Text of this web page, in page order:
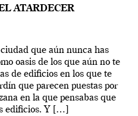
ATARDECER
que aún nunca has
oasis de los que aún no te
de edificios en los que te
que parecen puestas por
en la que pensabas que
edificios. Y […]